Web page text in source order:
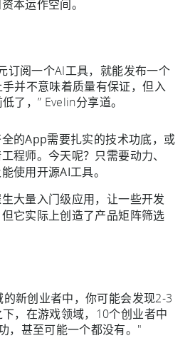
本运作空间。
订阅一个AI工具，就能发布一个
并不意味着质量有保证，但入
了，” Evelin分享道。
的App需要扎实的技术功底，或
程师。今天呢？只需要动力、
使用开源AI工具。
大量入门级应用，让一些开发
它实际上创造了产品矩阵筛选
新创业者中，你可能会发现2-3
，在游戏领域，10个创业者中
，甚至可能一个都没有。"